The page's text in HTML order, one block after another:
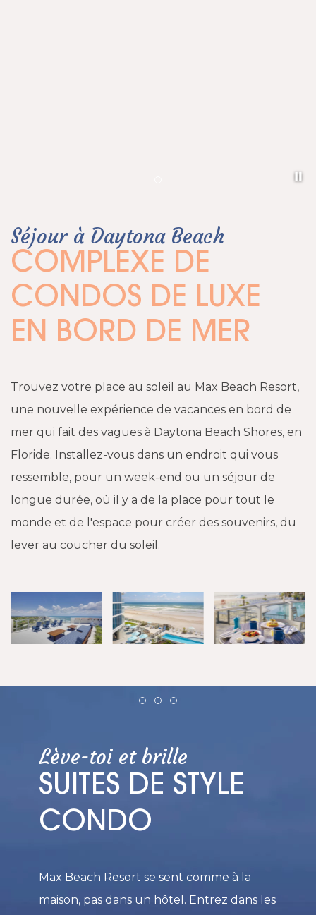
Séjour à Daytona Beach
COMPLEXE DE
CONDOS DE LUXE
EN BORD DE MER
Trouvez votre place au soleil au Max Beach Resort,
une nouvelle expérience de vacances en bord de
mer qui fait des vagues à Daytona Beach Shores, en
Floride. Installez-vous dans un endroit qui vous
ressemble, pour un week-end ou un séjour de
longue durée, où il y a de la place pour tout le
monde et de l'espace pour créer des souvenirs, du
lever au coucher du soleil.
Item 1Item 2
Lève-toi et brille
SUITES DE STYLE
CONDO
Max Beach Resort se sent comme à la
maison, pas dans un hôtel. Entrez dans les